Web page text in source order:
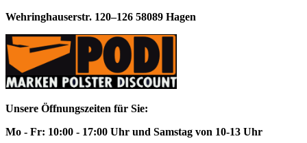
Wehringhauserstr. 120–126 58089 Hagen
Unsere Öffnungszeiten für Sie:
Mo - Fr: 10:00 - 17:00 Uhr und Samstag von 10-13 Uhr